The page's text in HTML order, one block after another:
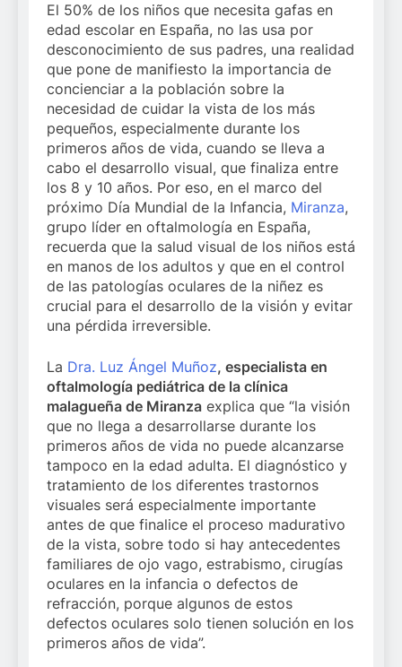
El 50% de los niños que necesita gafas en
edad escolar en España, no las usa por
desconocimiento de sus padres, una realidad
que pone de manifiesto la importancia de
concienciar a la población sobre la
necesidad de cuidar la vista de los más
pequeños, especialmente durante los
primeros años de vida, cuando se lleva a
cabo el desarrollo visual, que finaliza entre
los 8 y 10 años. Por eso, en el marco del
próximo Día Mundial de la Infancia, Miranza,
grupo líder en oftalmología en España,
recuerda que la salud visual de los niños está
en manos de los adultos y que en el control
de las patologías oculares de la niñez es
crucial para el desarrollo de la visión y evitar
una pérdida irreversible.
La Dra. Luz Ángel Muñoz, especialista en
oftalmología pediátrica de la clínica
malagueña de Miranza explica que “la visión
que no llega a desarrollarse durante los
primeros años de vida no puede alcanzarse
tampoco en la edad adulta. El diagnóstico y
tratamiento de los diferentes trastornos
visuales será especialmente importante
antes de que finalice el proceso madurativo
de la vista, sobre todo si hay antecedentes
familiares de ojo vago, estrabismo, cirugías
oculares en la infancia o defectos de
refracción, porque algunos de estos
defectos oculares solo tienen solución en los
primeros años de vida”.